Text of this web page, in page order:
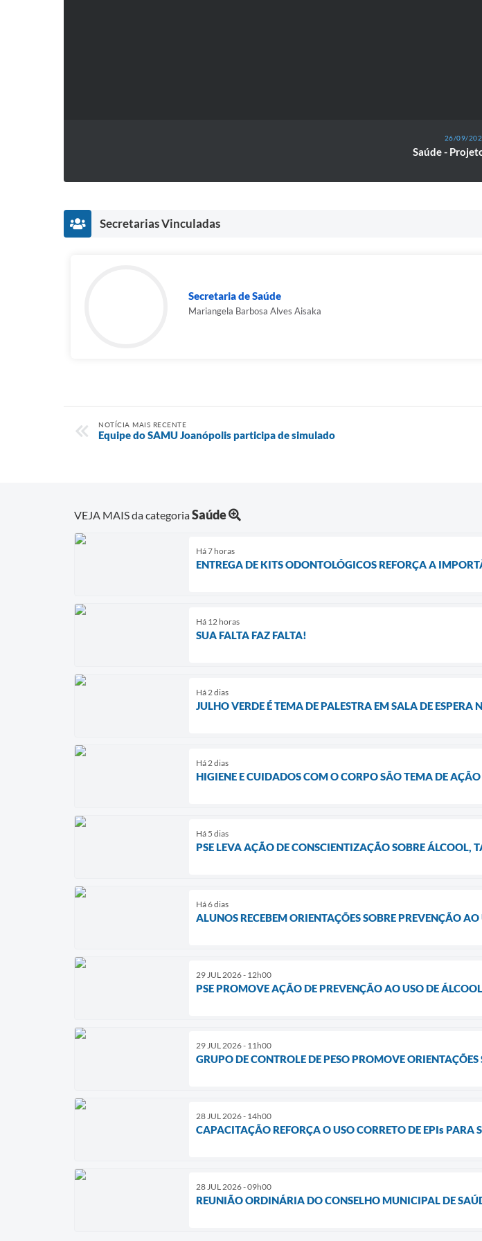
26/09/
Saúde -
Secretarias Vinculadas
Secretaria de Saúde
Mariangela Barbosa Alves Aisaka
NOTÍCIA MAIS RECENTE
Equipe do SAMU Joanópolis participa de simulado
VEJA MAIS da categoriaSaúde
Há 7 horas
ENTREGA DE KITS ODONTOLÓGICOS REFORÇA A
Há 12 horas
SUA FALTA FAZ FALTA!
Há 2 dias
JULHO VERDE É TEMA DE PALESTRA EM SALA DE ESPERA
Há 2 dias
HIGIENE E CUIDADOS COM O CORPO SÃO TEMA DE AÇÃO
Há 5 dias
PSE LEVA AÇÃO DE CONSCIENTIZAÇÃO SOBRE ÁLCOOL,
Há 6 dias
ALUNOS RECEBEM ORIENTAÇÕES SOBRE PREVENÇÃO
29 JUL 2026 - 12h00
PSE PROMOVE AÇÃO DE PREVENÇÃO AO USO DE
29 JUL 2026 - 11h00
GRUPO DE CONTROLE DE PESO PROMOVE
28 JUL 2026 - 14h00
CAPACITAÇÃO REFORÇA O USO CORRETO DE EPIs PARA
28 JUL 2026 - 09h00
REUNIÃO ORDINÁRIA DO CONSELHO MUNICIPAL DE